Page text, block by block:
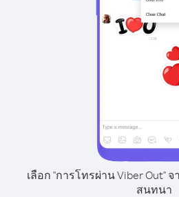
เลือก "การโทรผ่าน Viber Out"
สนทนา